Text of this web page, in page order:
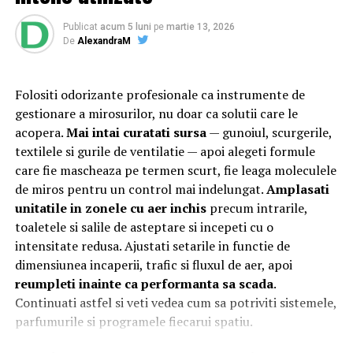
Specificații tehnice principale:
Panouri fotovoltaice instalate:
Invertor hibrid:24 kW
Dimensiune container transport:3 × 2,5
Lungime panouri desfășurate:~60 metri
liniari
Conectică:priză 220 V monofazic, priză
380 V trifazic, priză încărcare auto electric
Climatizare:aer condiționat integrat pentru
menținerea bateriilor la temperatură optimă
bucătăria
Materialele rezistente și ușor de curățat sunt prioritare.
Confortul e esențial, dar și durabilitatea. Un set de
scaune moderne poate transforma o bucătărie
tradițională într-un spațiu modern, plin de viață.
Varietatea de stiluri e un avantaj al acestor piese.
Scaune pentru living pentru
relaxare și socializare
Livingul este spațiul dedicat relaxării și socializării. Aici,
scaunele devin piese de rezistență. Fie că alegi fotolii
Publicat acum 5 luni pe martie 13, 2026
De AlexandraM
Folositi odorizante profesionale ca instrumente de
gestionare a mirosurilor, nu doar ca solutii care le
acopera.Mai intai curatati sursa— gunoiul, scurgerile,
textilele si gurile de ventilatie — apoi alegeti formule
care fie mascheaza pe termen scurt, fie leaga moleculele
de miros pentru un control mai indelungat.Amplasati
unitatile in zonele cu aer inchisprecum intrarile,
toaletele si salile de asteptare si incepeti cu o
intensitate redusa. Ajustati setarile in functie de
dimensiunea incaperii, trafic si fluxul de aer, apoi
reumpleti inainte ca performanta sa scada.
Continuati astfel si veti vedea cum sa potriviti sistemele,
parfumurile si programele fiecarui spatiu.